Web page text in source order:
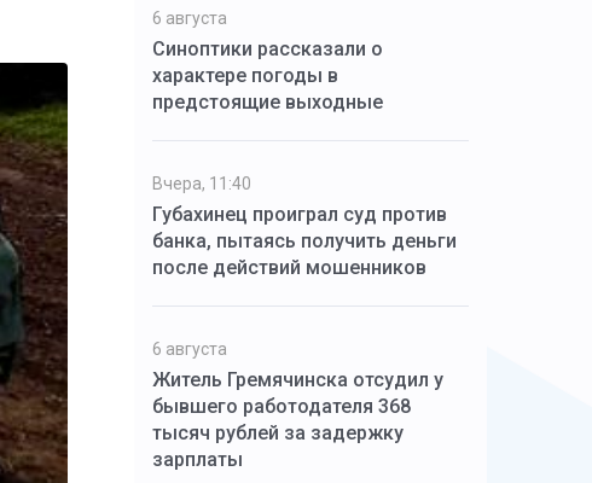
6 августа
Синоптики рассказали о
характере погоды в
предстоящие выходные
Вчера, 11:40
Губахинец проиграл суд против
банка, пытаясь получить деньги
после действий мошенников
6 августа
Житель Гремячинска отсудил у
бывшего работодателя 368
тысяч рублей за задержку
зарплаты